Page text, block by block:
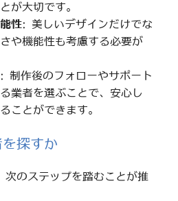
が大切です。
性: 美しいデザインだけでな
や機能性も考慮する必要が
: 制作後のフォローやサポート
業者を選ぶことで、安心し
ことができます。
探すか
次のステップを踏むことが推